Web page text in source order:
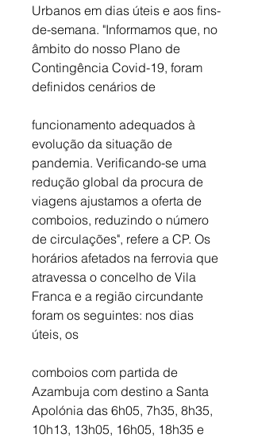
Urbanos em dias úteis e aos fins-
de-semana. "Informamos que, no
âmbito do nosso Plano de
Contingência Covid-19, foram
definidos cenários de
funcionamento adequados à
evolução da situação de
pandemia. Verificando-se uma
redução global da procura de
viagens ajustamos a oferta de
comboios, reduzindo o número
de circulações", refere a CP. Os
horários afetados na ferrovia que
atravessa o concelho de Vila
Franca e a região circundante
foram os seguintes: nos dias
úteis, os
comboios com partida de
Azambuja com destino a Santa
Apolónia das 6h05, 7h35, 8h35,
10h13, 13h05, 16h05, 18h35 e